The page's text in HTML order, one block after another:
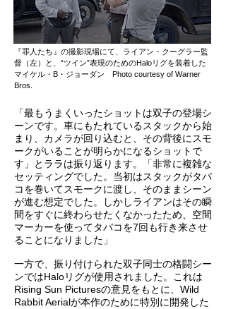
『罪人たち』の撮影現場にて、ライアン・クーグラー監
督（左）と、“ツイン”表現のためのHaloリグを装着した
マイケル・B・ジョーダン Photo courtesy of Warner
Bros.
「最もうまくいったショットは双子の登場シ
ーンです。車にもたれているスタックから始
まり、カメラが回り込むと、その背後にスモ
ークがいることが明らかになるショットで
す」とララは振り返ります。「非常に複雑な
セッティングでした。当初はスタックがタバ
コを巻いてスモークに渡し、そのままシーン
が進む想定でした。しかしライアンはその瞬
間をすぐに終わらせたくなかったため、空間
マーカーを使ってタバコを7回も行き来させ
ることになりました」
一方で、振り付けられた双子同士の格闘シー
ンではHaloリグが使用されました。これは
Rising Sun Picturesの意見をもとに、Wild
Rabbit Aerialが本作のために特別に開発した